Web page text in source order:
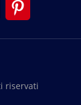
riservati